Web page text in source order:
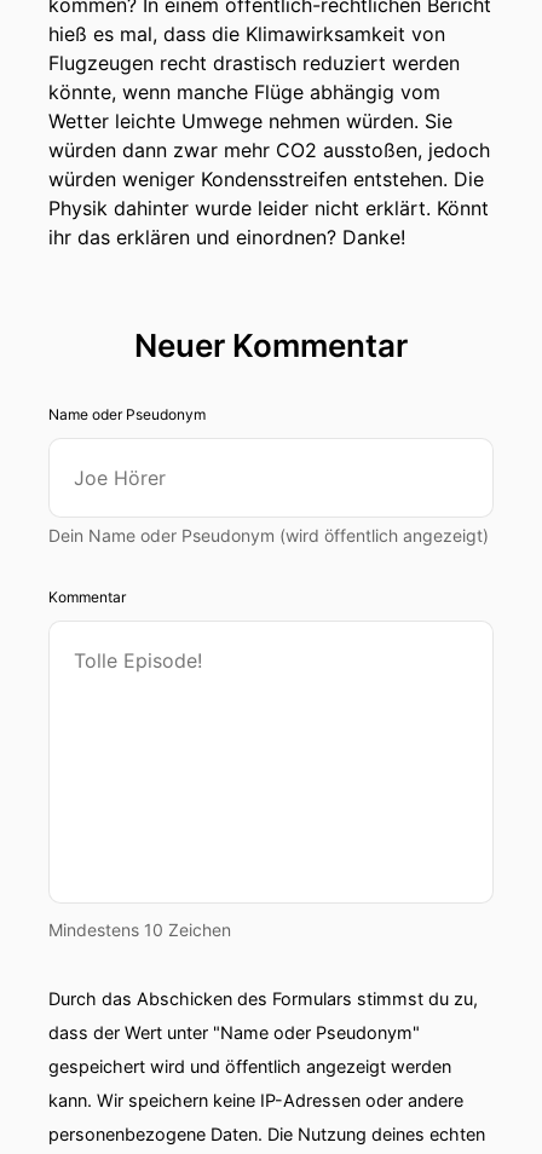
kommen? In einem öffentlich-rechtlichen Bericht
hieß es mal, dass die Klimawirksamkeit von
Flugzeugen recht drastisch reduziert werden
könnte, wenn manche Flüge abhängig vom
Wetter leichte Umwege nehmen würden. Sie
würden dann zwar mehr CO2 ausstoßen, jedoch
würden weniger Kondensstreifen entstehen. Die
Physik dahinter wurde leider nicht erklärt. Könnt
ihr das erklären und einordnen? Danke!
Neuer Kommentar
Name oder Pseudonym
Dein Name oder Pseudonym (wird öffentlich angezeigt)
Kommentar
Mindestens 10 Zeichen
Durch das Abschicken des Formulars stimmst du zu,
dass der Wert unter "Name oder Pseudonym"
gespeichert wird und öffentlich angezeigt werden
kann. Wir speichern keine IP-Adressen oder andere
personenbezogene Daten. Die Nutzung deines echten